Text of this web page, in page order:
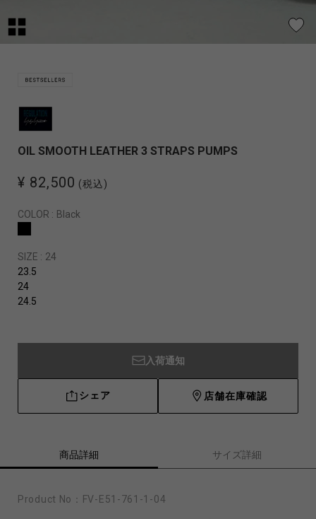
OIL SMOOTH LEATHER 3 STRAPS PUMPS
¥ 82,500 (税込)
COLOR : Black
SIZE : 24
23.5
24
24.5
入荷通知
シェア 店舗在庫確認
商品詳細 サイズ詳細
Product No： FV-E51-761-1-04